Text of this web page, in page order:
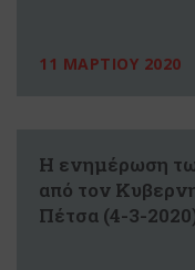
11 ΜΑΡΤΙΟΥ 2020
Η ενημέρωση
από τον
Πέτσα (4-3-